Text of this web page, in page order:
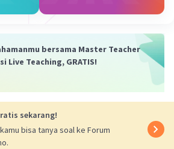
bersama Master Teacher
Live Teaching, GRATIS!
sekarang!
bisa tanya soal ke Forum